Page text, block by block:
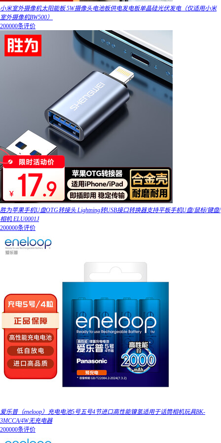
小米室外摄像机太阳能板 5W摄像头电池板供电发电板单晶硅光伏发电（仅适用小米
室外摄像机BW500）
200000条评价
胜为苹果手机U盘OTG转接头 Lightning转USB接口转换器支持平板手机U盘/鼠标/键盘/
相机 ELU0001J
200000条评价
爱乐普（eneloop）充电电池5号五号4节进口高性能镍氢适用于话筒相机玩具BK-
3MCCA/4W无充电器
200000条评价